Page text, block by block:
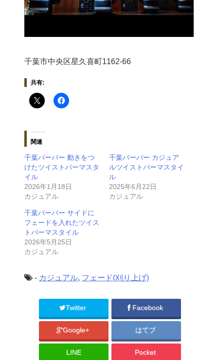
千葉市中央区星久喜町1162-66
共有:
関連
千葉バーバー 動きをつ
けたツイストパーマスタ
イル
2026年1月18日
カジュアル
千葉バーバー カジュア
ルツイストパーマスタイ
ル
2025年6月22日
カジュアル
千葉バーバー サイドに
フェードを入れたツイス
トパーマスタイル
2026年5月25日
カジュアル
- カジュアル, フェード(刈り上げ)
Twitter Facebook
Google+ はてブ
LINE Pocket